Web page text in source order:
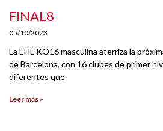
FINAL8
05/10/2023
La EHL KO16 masculina aterriza la
de Barcelona, con 16 clubes de primer
diferentes que
Leer más »